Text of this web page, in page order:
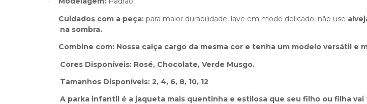
· Cuidados com a peça: para maior durabilidade, lave em modo delicado, não use
na sombra.
·
Combine com: Nossa calça cargo da mesma cor e tenha um modelo versátil e
Cores Disponíveis: Rosé, Chocolate, Verde Musgo.
Tamanhos Disponíveis: 2, 4, 6, 8, 10, 12
A parka infantil é a jaqueta mais quentinha e estilosa que seu filho ou filha vai